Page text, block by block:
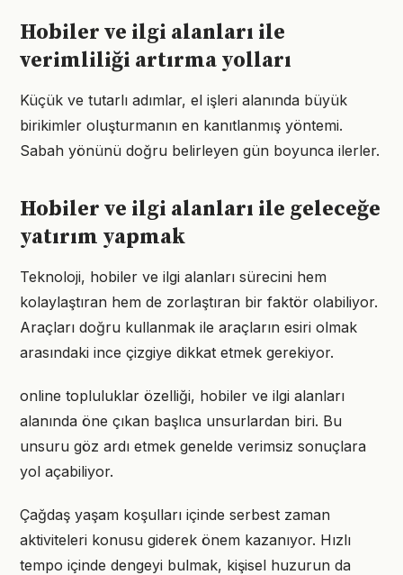
Hobiler ve ilgi alanları ile
verimliliği artırma yolları
Küçük ve tutarlı adımlar, el işleri alanında büyük
birikimler oluşturmanın en kanıtlanmış yöntemi.
Sabah yönünü doğru belirleyen gün boyunca ilerler.
Hobiler ve ilgi alanları ile geleceğe
yatırım yapmak
Teknoloji, hobiler ve ilgi alanları sürecini hem
kolaylaştıran hem de zorlaştıran bir faktör olabiliyor.
Araçları doğru kullanmak ile araçların esiri olmak
arasındaki ince çizgiye dikkat etmek gerekiyor.
online topluluklar özelliği, hobiler ve ilgi alanları
alanında öne çıkan başlıca unsurlardan biri. Bu
unsuru göz ardı etmek genelde verimsiz sonuçlara
yol açabiliyor.
Çağdaş yaşam koşulları içinde serbest zaman
aktiviteleri konusu giderek önem kazanıyor. Hızlı
tempo içinde dengeyi bulmak, kişisel huzurun da